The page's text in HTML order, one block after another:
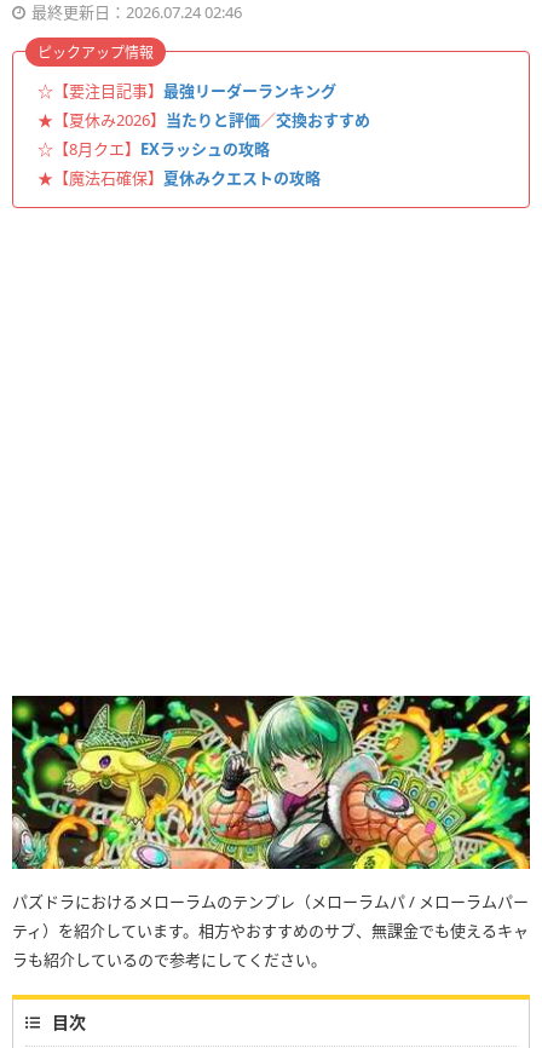
最終更新日：2026.07.24 02:46
☆【要注目記事】 最強リーダーランキング
★【夏休み2026】 当たりと評価／交換おすすめ
☆【8月クエ】 EXラッシュの攻略
★【魔法石確保】 夏休みクエストの攻略
ピックアップ情報
パズドラにおけるメローラムのテンプレ（メローラムパ / メローラムパー
ティ）を紹介しています。相方やおすすめのサブ、無課金でも使えるキャ
ラも紹介しているので参考にしてください。
目次